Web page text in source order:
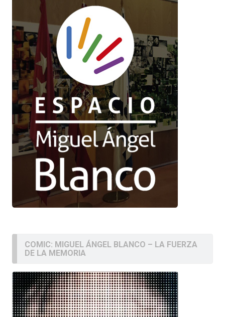
COMIC: MIGUEL ÁNGEL BLANCO – LA FUERZA
DE LA MEMORIA